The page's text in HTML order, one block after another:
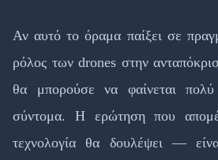
Αν αυτό το όραμα παίξει σε
ρόλος των drones στην
θα μπορούσε να φαίνεται πολύ
σύντομα. Η ερώτηση που
τεχνολογία θα δουλέψει —